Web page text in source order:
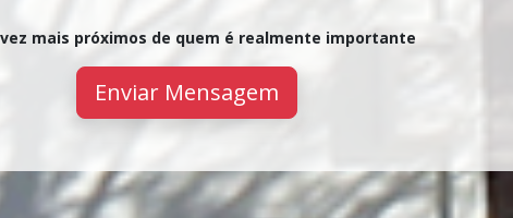
vez mais próximos de quem é realmente importante
Enviar Mensagem